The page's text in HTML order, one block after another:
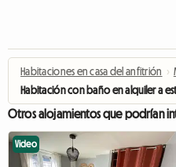
Habitaciones en casa del anfitrión ›
Habitación con baño en alquiler a
Otros alojamientos que podrían
Video